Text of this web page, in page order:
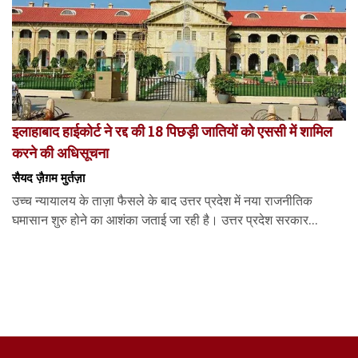
इलाहाबाद हाईकोर्ट ने रद्द की 18 पिछड़ी जातियों को एससी में शामिल
करने की अधिसूचना
सैयद ज़ैग़म मुर्तज़ा
उच्च न्यायालय के ताज़ा फैसले के बाद उत्तर प्रदेश में नया राजनीतिक
घमासान शुरु होने का आशंका जताई जा रही है। उत्तर प्रदेश सरकार...